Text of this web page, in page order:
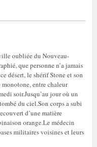
oubliée du Nouveau-
que personne n’a jamais
désert, le shérif Stone et son
entre chaleur
soir.Jusqu’au jour où un
du ciel.Son corps a subi
d’une matière
orange.Le médecin
militaires voisines et leurs